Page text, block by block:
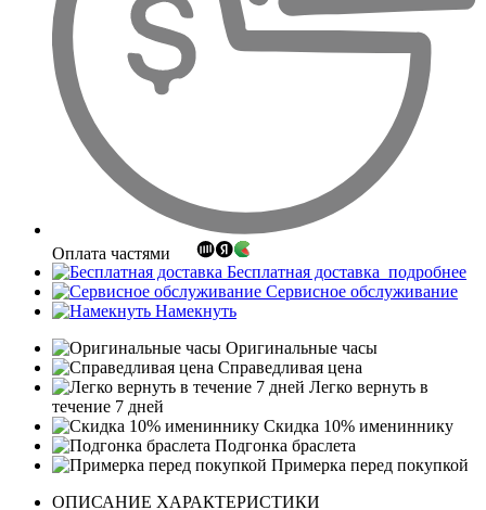
Оплата частями
Бесплатная доставка подробнее
Сервисное обслуживание
Намекнуть
Оригинальные часы
Справедливая цена
Легко вернуть в
течение 7 дней
Скидка 10% имениннику
Подгонка браслета
Примерка перед покупкой
ОПИСАНИЕ ХАРАКТЕРИСТИКИ